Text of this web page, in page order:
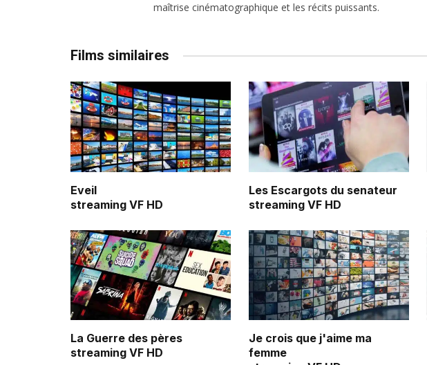
maîtrise cinématographique et les récits puissants.
Films similaires
Eveil
streaming VF HD
Les Escargots du senateur
streaming VF HD
La Guerre des pères
streaming VF HD
Je crois que j'aime ma
femme